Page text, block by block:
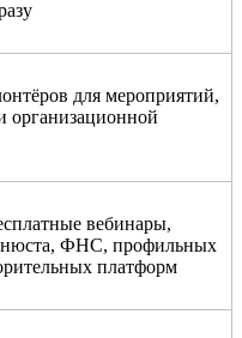
для мероприятий,
организационной
вебинары,
ФНС, профильных
платформ